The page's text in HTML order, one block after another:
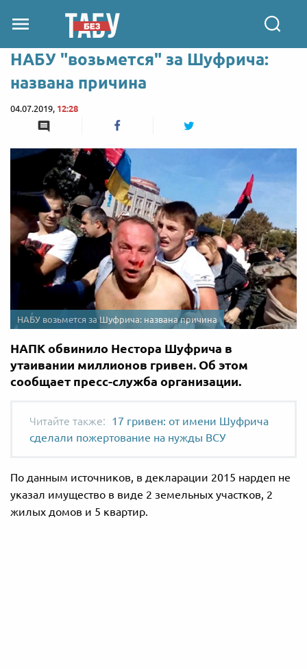
НАБУ "возьмется" за Шуфрича:
названа причина
04.07.2019, 12:28
НАБУ возьмется за Шуфрича: названа причина
НАПК обвинило Нестора Шуфрича в
утаивании миллионов гривен. Об этом
сообщает пресс-служба организации.
17 гривен: от имени Шуфрича
сделали пожертование на нужды ВСУ
По данным источников, в декларации 2015 нардеп не
указал имущество в виде 2 земельных участков, 2
жилых домов и 5 квартир.